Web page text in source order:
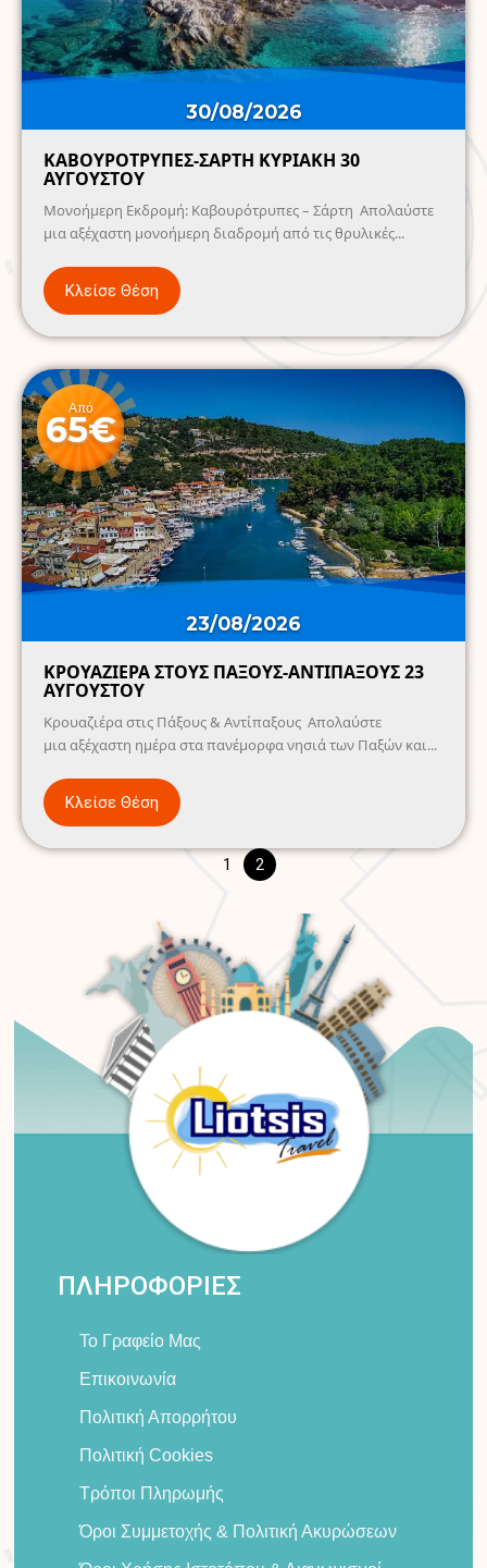
30/08/2026
ΚΑΒΟΥΡΟΤΡΥΠΕΣ-ΣΑΡΤΗ ΚΥΡΙΑΚΗ 30
ΑΥΓΟΥΣΤΟΥ
Μονοήμερη Εκδρομή: Καβουρότρυπες – Σάρτη Απολαύστε
μια αξέχαστη μονοήμερη διαδρομή από τις θρυλικές...
Κλείσε Θέση
Από
65€
23/08/2026
ΚΡΟΥΑΖΙΕΡΑ ΣΤΟΥΣ ΠΑΞΟΥΣ-ΑΝΤΙΠΑΞΟΥΣ 23
ΑΥΓΟΥΣΤΟΥ
Κρουαζιέρα στις Πάξους & Αντίπαξους Απολαύστε
μια αξέχαστη ημέρα στα πανέμορφα νησιά των Παξών και...
Κλείσε Θέση
1 2
ΠΛΗΡΟΦΟΡΙΕΣ
Το Γραφείο Μας
Επικοινωνία
Πολιτική Απορρήτου
Πολιτική Cookies
Τρόποι Πληρωμής
Όροι Συμμετοχής & Πολιτική Ακυρώσεων